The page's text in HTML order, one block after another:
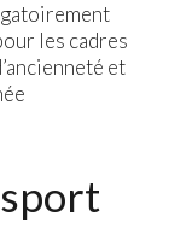
les cadres
et